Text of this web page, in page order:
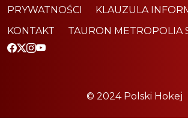
PRYWATNOŚCI
KLAUZULA
KONTAKT
TAURON METROPOLIA
© 2024 Polski Hokej